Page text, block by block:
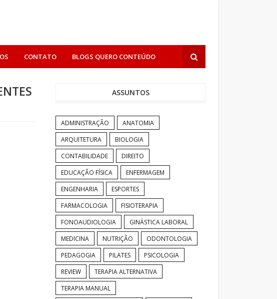
CONTATO BLOGS QUERO CONTEÚDO
ASSUNTOS
ADMINISTRAÇÃO
ANATOMIA
ARQUITETURA
BIOLOGIA
CONTABILIDADE
DIREITO
EDUCAÇÃO FÍSICA
ENFERMAGEM
ENGENHARIA
ESPORTES
FARMACOLOGIA
FISIOTERAPIA
FONOAUDIOLOGIA
GINÁSTICA LABORAL
MEDICINA
NUTRIÇÃO
ODONTOLOGIA
PEDAGOGIA
PILATES
PSICOLOGIA
REVIEW
TERAPIA ALTERNATIVA
TERAPIA MANUAL